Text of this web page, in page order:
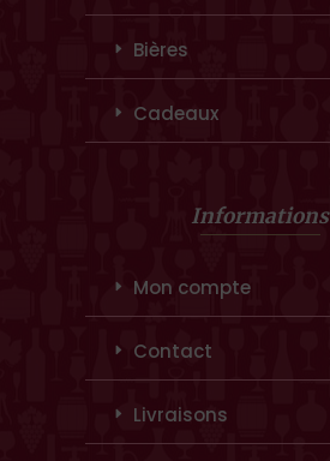
Bières
Cadeaux
Informations
Mon compte
Contact
Livraisons